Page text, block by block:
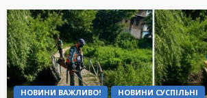
НОВИНИ ВАЖЛИВО! НОВИНИ СУСПІЛЬНІ